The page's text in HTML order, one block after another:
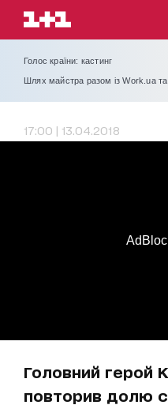
Голос країни: кастинг
Шлях майстра разом із Work.ua
17:00 | 13.04.2018
Головний герой
повторив долю